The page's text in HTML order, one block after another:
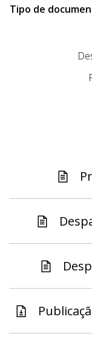
Tipo de